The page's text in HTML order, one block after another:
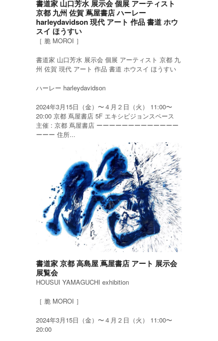
書道家 山口芳水 展示会 個展 アーティスト
京都 九州 佐賀 蔦屋書店 ハーレー
harleydavidson 現代 アート 作品 書道 ホウ
スイ ほうすい
［ 脆 MOROI ］
書道家 山口芳水 展示会 個展 アーティスト 京都 九
州 佐賀 現代 アート 作品 書道 ホウスイ ほうすい
ハーレー harleydavidson
2024年3月15日（金）〜４月２日（火） 11:00〜
20:00 京都 蔦屋書店 5F エキシビジョンスペース
主催 : 京都 蔦屋書店 ーーーーーーーーーーーーー
ーーー 住所...
書道家 京都 高島屋 蔦屋書店 アート 展示会
展覧会
HOUSUI YAMAGUCHI exhibition
［ 脆 MOROI ］
2024年3月15日（金）〜４月２日（火） 11:00〜
20:00